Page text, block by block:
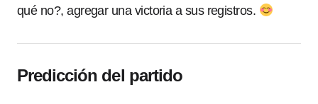
qué no?, agregar una victoria a sus registros.
Predicción del partido